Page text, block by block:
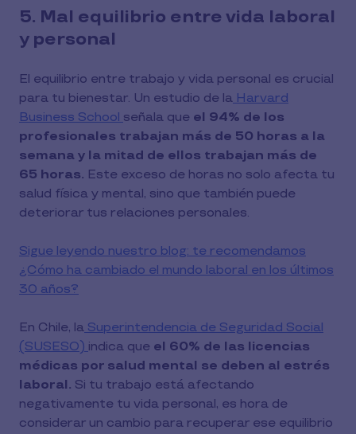
5. Mal equilibrio entre vida laboral
y personal
El equilibrio entre trabajo y vida personal es crucial
para tu bienestar. Un estudio de la Harvard
Business School señala que el 94% de los
profesionales trabajan más de 50 horas a la
semana y la mitad de ellos trabajan más de
65 horas. Este exceso de horas no solo afecta tu
salud física y mental, sino que también puede
deteriorar tus relaciones personales.
Sigue leyendo nuestro blog: te recomendamos
¿Cómo ha cambiado el mundo laboral en los últimos
30 años?
En Chile, la Superintendencia de Seguridad Social
(SUSESO) indica que el 60% de las licencias
médicas por salud mental se deben al estrés
laboral. Si tu trabajo está afectando
negativamente tu vida personal, es hora de
considerar un cambio para recuperar ese equilibrio